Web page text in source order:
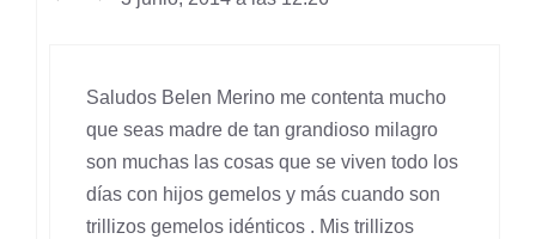
Saludos Belen Merino me contenta mucho
que seas madre de tan grandioso milagro
son muchas las cosas que se viven todo los
días con hijos gemelos y más cuando son
trillizos gemelos idénticos . Mis trillizos